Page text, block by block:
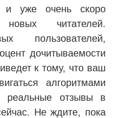
и уже очень скоро
читателей.
пользователей,
дочитываемости
к тому, что ваш
алгоритмами
реальные отзывы в
Не ждите, пока